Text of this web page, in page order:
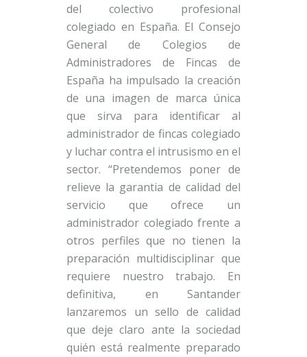
del colectivo profesional
colegiado en España. El Consejo
General de Colegios de
Administradores de Fincas de
España ha impulsado la creación
de una imagen de marca única
que sirva para identificar al
administrador de fincas colegiado
y luchar contra el intrusismo en el
sector. “Pretendemos poner de
relieve la garantia de calidad del
servicio que ofrece un
administrador colegiado frente a
otros perfiles que no tienen la
preparación multidisciplinar que
requiere nuestro trabajo. En
definitiva, en Santander
lanzaremos un sello de calidad
que deje claro ante la sociedad
quién está realmente preparado